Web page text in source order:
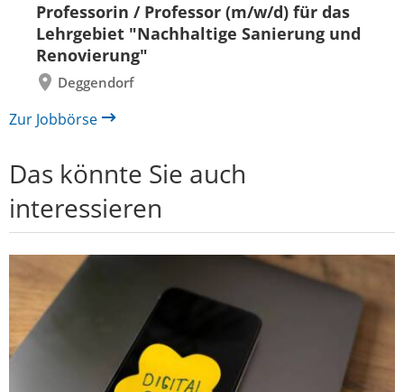
Professorin / Professor (m/w/d) für das
Lehrgebiet "Nachhaltige Sanierung und
Renovierung"
Deggendorf
zurück
Zur Jobbörse
Das könnte Sie auch
interessieren